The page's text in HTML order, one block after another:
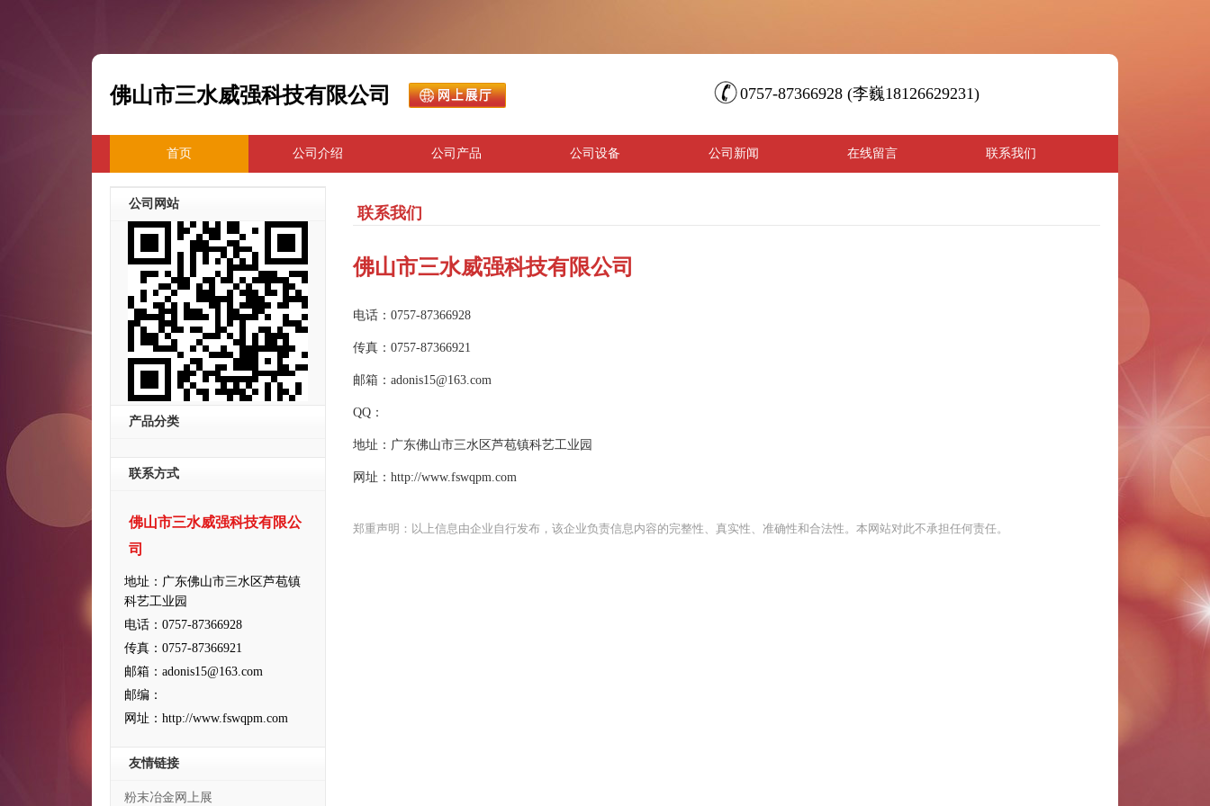
佛山市三水威强科技有限公司 0757-87366928 (李巍18126629231)
首页 公司介绍 公司产品 公司设备 公司新闻 在线留言 联系我们
公司网站
产品分类
联系方式
佛山市三水威强科技有限公
司
地址：广东佛山市三水区芦苞镇
科艺工业园
电话：0757-87366928
传真：0757-87366921
邮箱：adonis15@163.com
邮编：
网址：http://www.fswqpm.com
友情链接
粉末冶金网上展
联系我们
佛山市三水威强科技有限公司
电话：0757-87366928
传真：0757-87366921
邮箱：adonis15@163.com
QQ：
地址：广东佛山市三水区芦苞镇科艺工业园
网址：http://www.fswqpm.com
郑重声明：以上信息由企业自行发布，该企业负责信息内容的完整性、真实性、准确性和合法性。本网站对此不承担任何责任。